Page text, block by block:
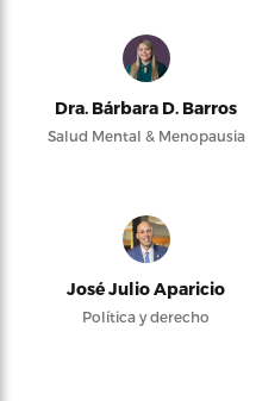
Dra. Bárbara D. Barros
Salud Mental & Menopausia
José Julio Aparicio
Política y derecho